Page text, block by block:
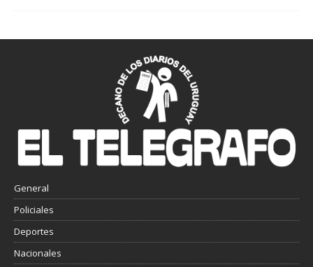
General
Policiales
Deportes
Nacionales